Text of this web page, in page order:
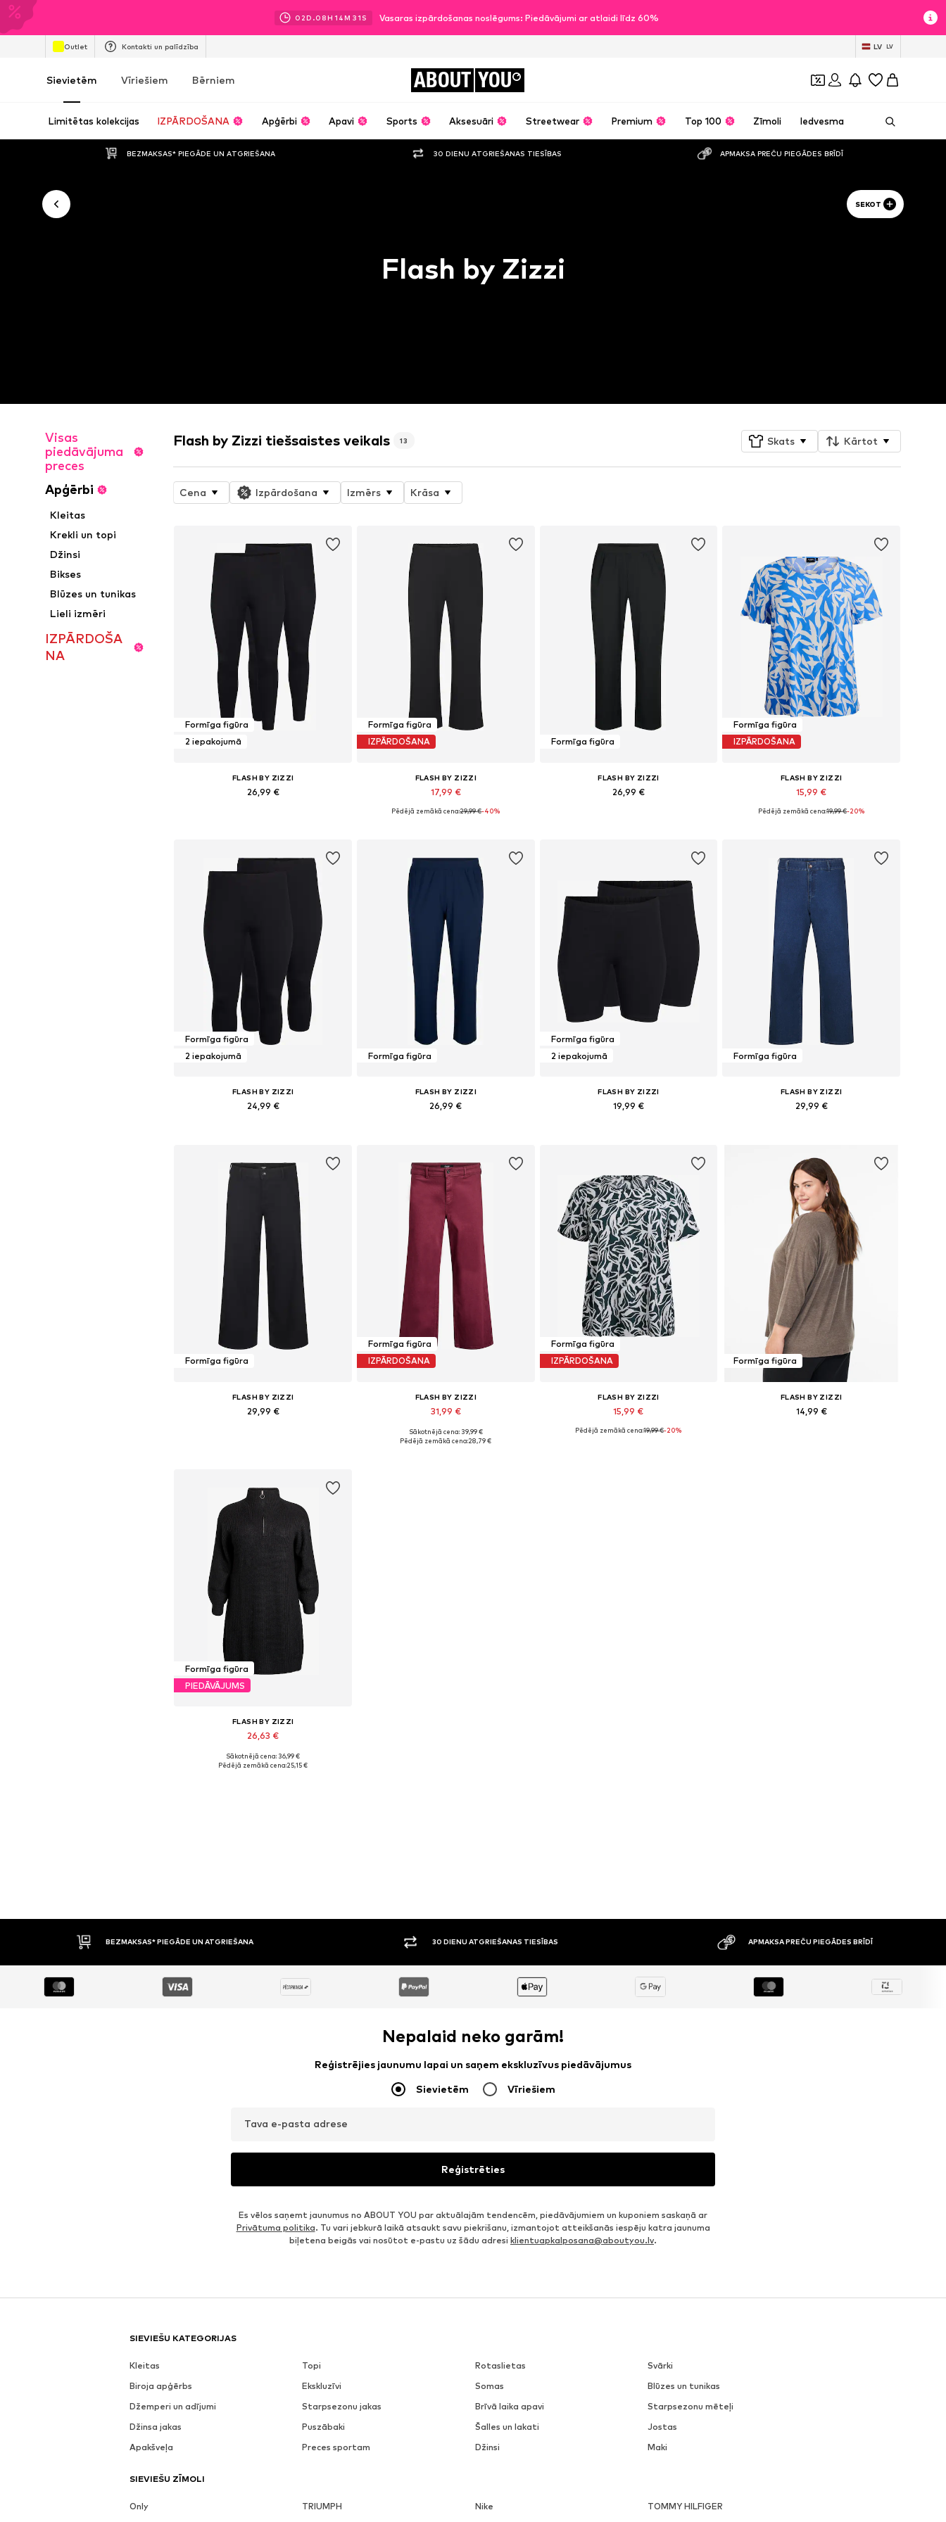
02D.08H 14M 30S Vasaras izpārdošanas noslēgums: Piedāvājumi ar atlaidi līdz 60%
Outlet Kontakti un palīdzība LV LV
Sievietēm Vīriešiem Bērniem ABOUT YOU
Limitētas kolekcijas IZPĀRDOŠANA Apģērbi Apavi Sports Aksesuāri Streetwear Premium Top 100 Zīmoli Iedvesma
BEZMAKSAS* PIEGĀDE UN ATGRIEŠANA 30 DIENU ATGRIEŠANAS TIESĪBAS APMAKSA PREČU PIEGĀDES BRĪDĪ
SEKOT
Flash by Zizzi
Visas
piedāvājuma
preces
Apģērbi
Kleitas
Krekli un topi
Džinsi
Bikses
Blūzes un tunikas
Lieli izmēri
IZPĀRDOŠA
NA
Flash by Zizzi tiešsaistes veikals 13 Skats Kārtot
Cena Izpārdošana Izmērs Krāsa
Formīga figūra
2 iepakojumā
FLASH BY ZIZZI
26,99 €
Formīga figūra
IZPĀRDOŠANA
FLASH BY ZIZZI
17,99 €
Pieejamie izmēri: 42-44, 46-48, 50-52
Pēdējā zemākā cena:29,99 €-40%
Formīga figūra
FLASH BY ZIZZI
26,99 €
Formīga figūra
IZPĀRDOŠANA
FLASH BY ZIZZI
15,99 €
Pieejamie izmēri: XL-XXL, XXXL-4XL, 5XL-6XL
Pēdējā zemākā cena:19,99 €-20%
Formīga figūra
2 iepakojumā
FLASH BY ZIZZI
24,99 €
Formīga figūra
FLASH BY ZIZZI
26,99 €
Formīga figūra
2 iepakojumā
FLASH BY ZIZZI
19,99 €
Formīga figūra
FLASH BY ZIZZI
29,99 €
Formīga figūra
FLASH BY ZIZZI
29,99 €
Formīga figūra
IZPĀRDOŠANA
FLASH BY ZIZZI
31,99 €
Pieejamie izmēri: 40 x 30
Sākotnējā cena: 39,99 €
Pēdējā zemākā cena:28,79 €
Formīga figūra
IZPĀRDOŠANA
FLASH BY ZIZZI
15,99 €
Pieejamie izmēri: 5XL-6XL
Pēdējā zemākā cena:19,99 €-20%
Formīga figūra
FLASH BY ZIZZI
14,99 €
Formīga figūra
PIEDĀVĀJUMS
FLASH BY ZIZZI
26,63 €
Pieejamie izmēri: 7XL-8XL
Sākotnējā cena: 36,99 €
Pēdējā zemākā cena:25,15 €
BEZMAKSAS* PIEGĀDE UN ATGRIEŠANA 30 DIENU ATGRIEŠANAS TIESĪBAS APMAKSA PREČU PIEGĀDES BRĪDĪ
Nepalaid neko garām!
Reģistrējies jaunumu lapai un saņem ekskluzīvus piedāvājumus
Sievietēm Vīriešiem
Tava e-pasta adrese
Reģistrēties
Es vēlos saņemt jaunumus no ABOUT YOU par aktuālajām tendencēm, piedāvājumiem un kuponiem saskaņā ar
Privātuma politika. Tu vari jebkurā laikā atsaukt savu piekrišanu, izmantojot atteikšanās iespēju katra jaunuma
biļetena beigās vai nosūtot e-pastu uz šādu adresi klientuapkalposana@aboutyou.lv.
SIEVIEŠU KATEGORIJAS
Kleitas Topi Rotaslietas
Svārki
Biroja apģērbs
Ekskluzīvi Somas
Blūzes un tunikas
Džemperi un adījumi
Starpsezonu jakas Brīvā laika apavi
Starpsezonu mēteļi
Džinsa jakas
Puszābaki Šalles un lakati
Jostas
Apakšveļa
Preces sportam Džinsi Maki
SIEVIEŠU ZĪMOLI
Only TRIUMPH Nike
TOMMY HILFIGER